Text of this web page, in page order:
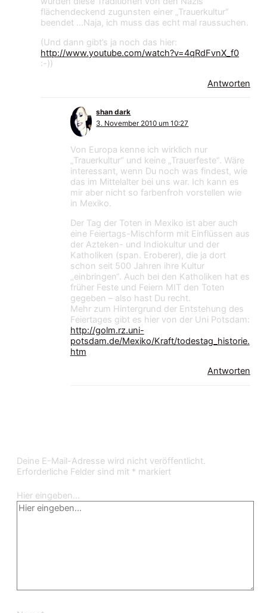
flächendeckend zugunsten einer „Trauerkultur“
beendet …Naja, ich muss das echt mal raussuchen.
(Und dann gibt’s ja noch das hier:
http://www.youtube.com/watch?v=4qRdFvnX_f0
:-))
Antworten
shan dark
3. November 2010 um 10:27
Von Europa kenne ich wirklich nur
„Trauerkultur“ und keine „Trauerfeste“. Wäre
interessant, wenn Du noch was findest, wie
das im Mittelalter bei uns war. Ich kann es
mir aber nicht so farbenfroh vorstellen wie
in Mexiko.
Der Tag der Toten in Mexiko ist aber auch
eine Feiertags-Mischform mit Einflüssen aus
der Azteken- und Indiokultur und der
Katholiken (span. Eroberer), die ja dort
schon seit 500 Jahren ihre Kultur
„einbringen“. Auch bei den Katholiken hat es
früher Feste und Feiern MIT den Toten
gegeben – also hast Du recht.
Mehr zum Hintergrund der Entstehung des
Feiertages gibt es hier von der Uni Potsdam:
http://golm.rz.uni-
potsdam.de/Mexiko/Kraft/todestag_historie.
htm
Antworten
Deine E-Mail-Adresse wird nicht veröffentlicht.
Erforderliche Felder sind mit * markiert
Hier eingeben…